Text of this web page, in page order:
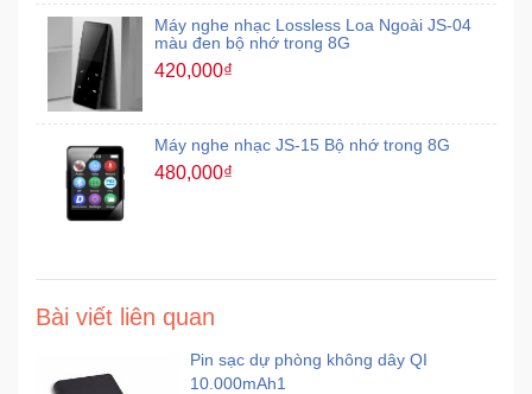
Máy nghe nhạc Lossless Loa Ngoài JS-04
màu đen bộ nhớ trong 8G
420,000₫
Máy nghe nhạc JS-15 Bộ nhớ trong 8G
480,000₫
Bài viết liên quan
Pin sạc dự phòng không dây QI
10.000mAh1